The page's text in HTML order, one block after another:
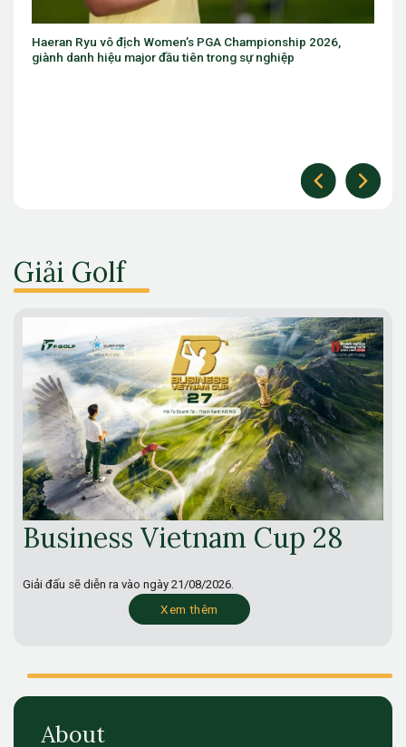
2026,
nghiệp
Eugenio Chacarra thắng bùng nổ tại Italian
The Open
Giải Golf
Business Vietnam Cup 28
Giải đấu sẽ diễn ra vào ngày 21/08/2026.
Xem thêm
About